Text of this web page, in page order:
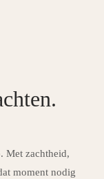
Met zachtheid,
moment nodig